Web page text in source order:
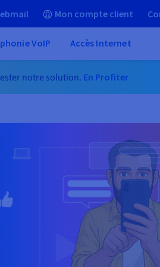
Mon compte client
VoIP Accès Internet
notre solution. En Profiter